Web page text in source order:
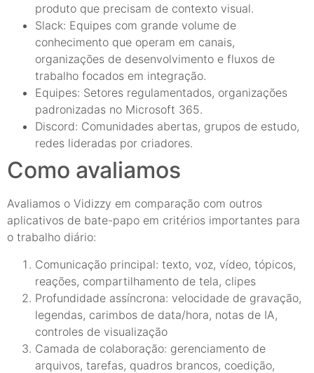
produto que precisam de contexto visual.
Slack: Equipes com grande volume de
conhecimento que operam em canais,
organizações de desenvolvimento e fluxos de
trabalho focados em integração.
Equipes: Setores regulamentados, organizações
padronizadas no Microsoft 365.
Discord: Comunidades abertas, grupos de estudo,
redes lideradas por criadores.
Como avaliamos
Avaliamos o Vidizzy em comparação com outros
aplicativos de bate-papo em critérios importantes para
o trabalho diário:
Comunicação principal: texto, voz, vídeo, tópicos,
reações, compartilhamento de tela, clipes
Profundidade assíncrona: velocidade de gravação,
legendas, carimbos de data/hora, notas de IA,
controles de visualização
Camada de colaboração: gerenciamento de
arquivos, tarefas, quadros brancos, coedição,